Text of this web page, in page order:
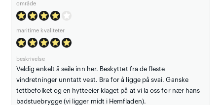
område
maritime kvaliteter
beskrivelse
Veldig enkelt å seile inn her. Beskyttet fra de fleste
vindretninger unntatt vest. Bra for å ligge på svai. Ganske
tettbefolket og en hytteeier klaget på at vi la oss for nær hans
badstuebrygge (vi ligger midt i Hemfladen).